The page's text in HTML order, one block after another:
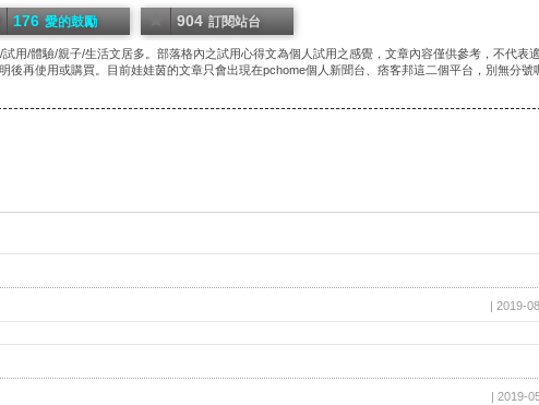
用/體驗/親子/生活文居多。部落格內之試用心得文為個人試用之感覺，文章內容僅供參考，不代表
後再使用或購買。目前娃娃茵的文章只會出現在pchome個人新聞台、痞客邦這二個平台，別無分號
176 愛的鼓勵 904 訂閱站台
| 2019-
| 2019-